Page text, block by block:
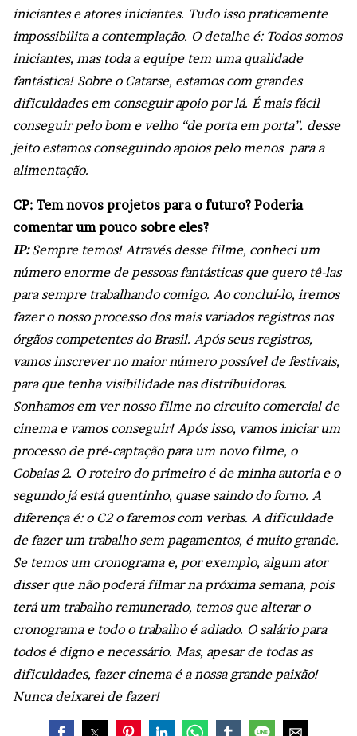
iniciantes e atores iniciantes. Tudo isso praticamente
impossibilita a contemplação. O detalhe é: Todos somos
iniciantes, mas toda a equipe tem uma qualidade
fantástica! Sobre o Catarse, estamos com grandes
dificuldades em conseguir apoio por lá. É mais fácil
conseguir pelo bom e velho “de porta em porta”. desse
jeito estamos conseguindo apoios pelo menos para a
alimentação.
CP: Tem novos projetos para o futuro? Poderia
comentar um pouco sobre eles?
IP:Sempre temos! Através desse filme, conheci um
número enorme de pessoas fantásticas que quero tê-las
para sempre trabalhando comigo. Ao concluí-lo, iremos
fazer o nosso processo dos mais variados registros nos
órgãos competentes do Brasil. Após seus registros,
vamos inscrever no maior número possível de festivais,
para que tenha visibilidade nas distribuidoras.
Sonhamos em ver nosso filme no circuito comercial de
cinema e vamos conseguir! Após isso, vamos iniciar um
processo de pré-captação para um novo filme, o
Cobaias 2. O roteiro do primeiro é de minha autoria e o
segundo já está quentinho, quase saindo do forno. A
diferença é: o C2 o faremos com verbas. A dificuldade
de fazer um trabalho sem pagamentos, é muito grande.
Se temos um cronograma e, por exemplo, algum ator
disser que não poderá filmar na próxima semana, pois
terá um trabalho remunerado, temos que alterar o
cronograma e todo o trabalho é adiado. O salário para
todos é digno e necessário. Mas, apesar de todas as
dificuldades, fazer cinema é a nossa grande paixão!
Nunca deixarei de fazer!